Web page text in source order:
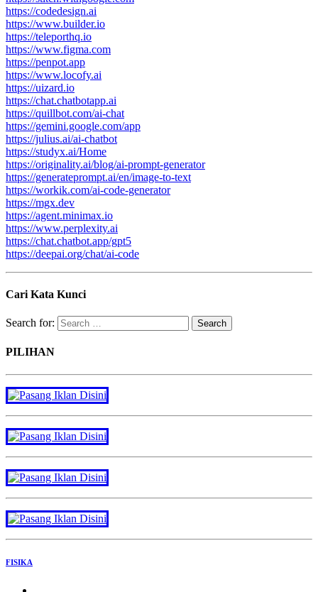
https://codedesign.ai
https://www.builder.io
https://teleporthq.io
https://www.figma.com
https://penpot.app
https://www.locofy.ai
https://uizard.io
https://chat.chatbotapp.ai
https://quillbot.com/ai-chat
https://gemini.google.com/app
https://julius.ai/ai-chatbot
https://studyx.ai/Home
https://originality.ai/blog/ai-prompt-generator
https://generateprompt.ai/en/image-to-text
https://workik.com/ai-code-generator
https://mgx.dev
https://agent.minimax.io
https://www.perplexity.ai
https://chat.chatbot.app/gpt5
https://deepai.org/chat/ai-code
Cari Kata Kunci
Search for:
PILIHAN
FISIKA